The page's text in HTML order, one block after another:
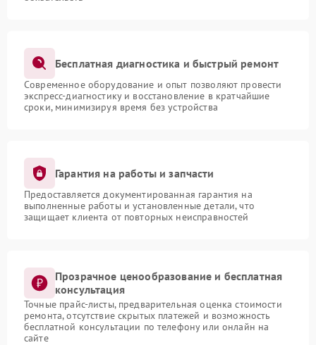
Бесплатная диагностика и быстрый ремонт
Современное оборудование и опыт позволяют провести
экспресс-диагностику и восстановление в кратчайшие
сроки, минимизируя время без устройства
Гарантия на работы и запчасти
Предоставляется документированная гарантия на
выполненные работы и установленные детали, что
защищает клиента от повторных неисправностей
Прозрачное ценообразование и бесплатная
консультация
Точные прайс-листы, предварительная оценка стоимости
ремонта, отсутствие скрытых платежей и возможность
бесплатной консультации по телефону или онлайн на
сайте